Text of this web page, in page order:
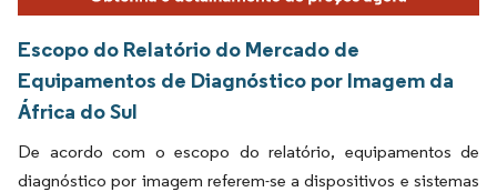
Escopo do Relatório do Mercado de
Equipamentos de Diagnóstico por Imagem da
África do Sul
De acordo com o escopo do relatório, equipamentos de
diagnóstico por imagem referem-se a dispositivos e sistemas